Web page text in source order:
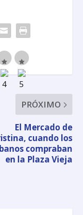
PRÓXIMO
El Mercado de
cuando los
compraban
en la Plaza Vieja